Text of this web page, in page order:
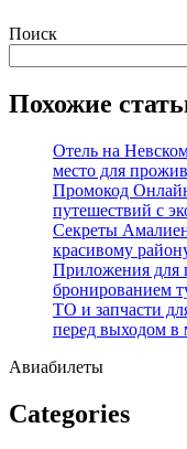
Перейти
содержимому
Поиск
Похожие
Отель на
место для
Промокод
путешествий с
Секреты
красивому
Приложения для
бронированием
ТО и запчасти
перед выходом в
Авиабилеты
Categories